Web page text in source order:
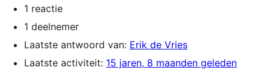
1 reactie
1 deelnemer
Laatste antwoord van: Erik de Vries
Laatste activiteit: 15 jaren, 8 maanden geleden